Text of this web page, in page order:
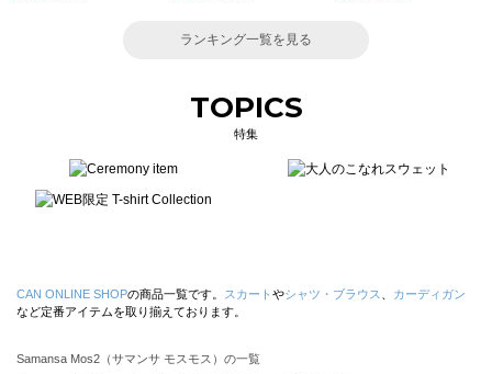
ランキング一覧を見る
TOPICS
特集
CAN ONLINE SHOPの商品一覧です。 スカート やシャツ・ブラウス
カーディガン
など定番アイテムを取り揃えております。
Samansa Mos2（サマンサ モスモス）の一覧